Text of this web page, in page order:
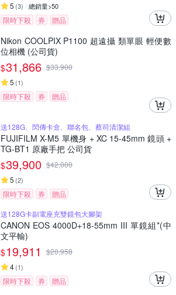
5 (3) 總銷量>50
限時下殺 券 贈品
Nikon COOLPIX P1100 超遠攝 類單眼 輕便數
位相機 (公司貨)
$31,866 $33,900
5 (1)
限時下殺 券 贈品
送128G、閃傳卡盒、聯名包、蔡司清潔組
FUJIFILM X-M5 單機身 + XC 15-45mm 鏡頭 +
TG-BT1 原廠手把 公司貨
$39,900 $42,000
5 (2)
限時下殺 券
贈品
送128G卡副電座充雙鏡包大腳架
CANON EOS 4000D+18-55mm III 單鏡組*(中
文平輸)
$19,911 $20,958
4(1)
限時下殺 券
贈品